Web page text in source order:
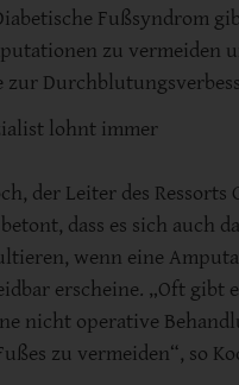
Fußsyndrom
zu vermeiden
zur
lohnt immer
der Leiter des
dass es sich auch
wenn eine
erscheine. „Oft gibt
nicht operative
zu vermeiden“, so